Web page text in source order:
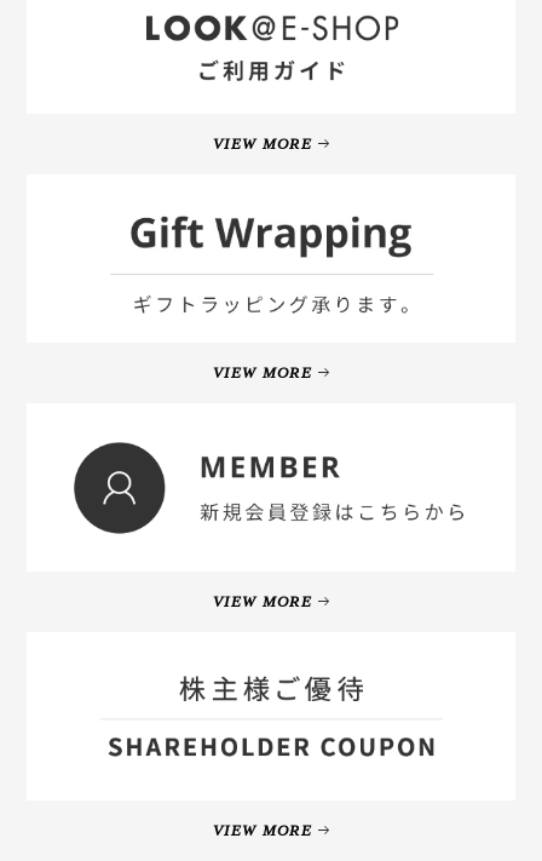
VIEW MORE
VIEW MORE
VIEW MORE
VIEW MORE